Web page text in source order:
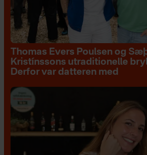
Thomas Evers Poulsen og
Kristínssons utraditionelle
Derfor var datteren med